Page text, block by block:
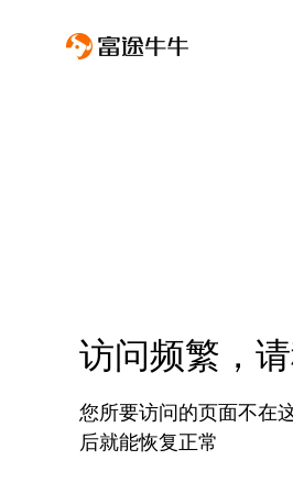
访问频繁，
您所要访问的页面不在
后就能恢复正常